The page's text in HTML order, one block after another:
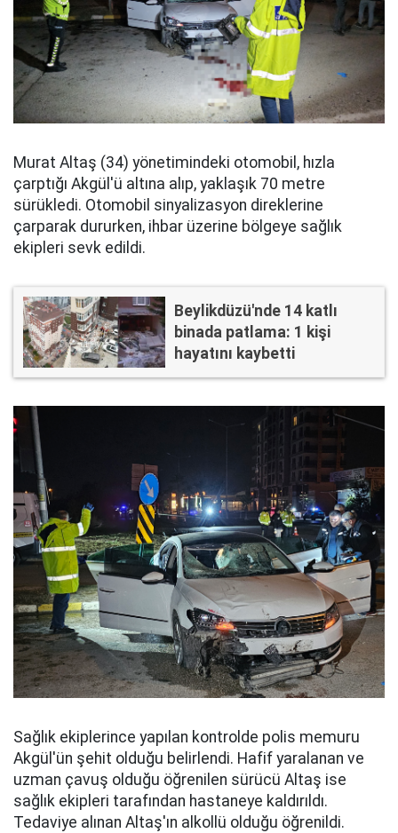
Murat Altaş (34) yönetimindeki otomobil, hızla
çarptığı Akgül'ü altına alıp, yaklaşık 70 metre
sürükledi. Otomobil sinyalizasyon direklerine
çarparak dururken, ihbar üzerine bölgeye sağlık
ekipleri sevk edildi.
Beylikdüzü'nde 14 katlı
binada patlama: 1 kişi
hayatını kaybetti
Sağlık ekiplerince yapılan kontrolde polis memuru
Akgül'ün şehit olduğu belirlendi. Hafif yaralanan ve
uzman çavuş olduğu öğrenilen sürücü Altaş ise
sağlık ekipleri tarafından hastaneye kaldırıldı.
Tedaviye alınan Altaş'ın alkollü olduğu öğrenildi.